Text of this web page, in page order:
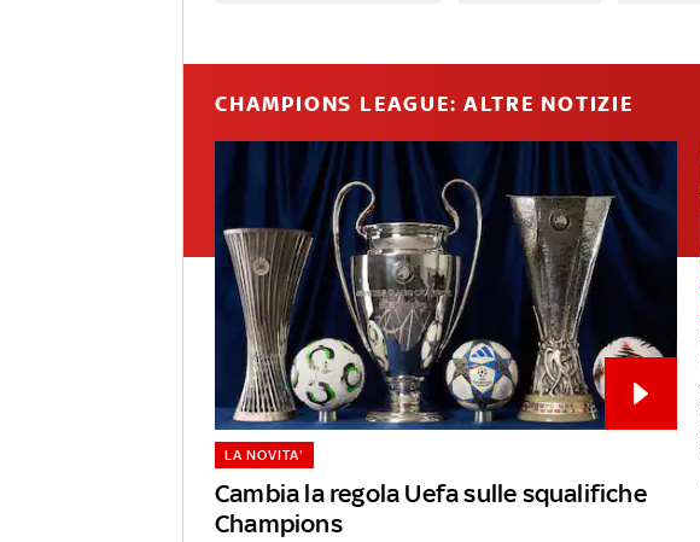
CHAMPIONS LEAGUE: ALTRE NOTIZIE
Cambia la regola Uefa sulle squalifiche
Champions
LA NOVITA'